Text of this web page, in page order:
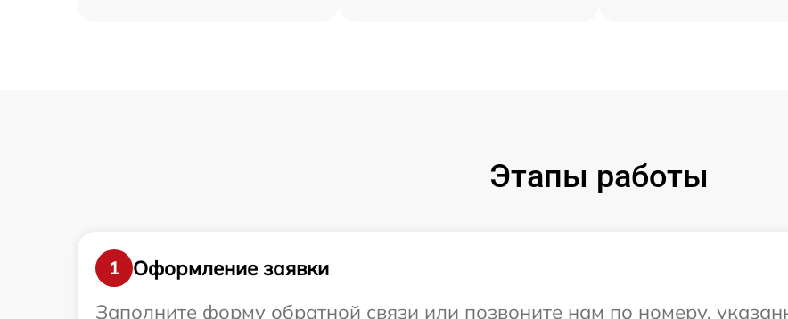
Этапы работы
1
Оформление заявки
Заполните форму обратной связи или позвоните нам по номеру,